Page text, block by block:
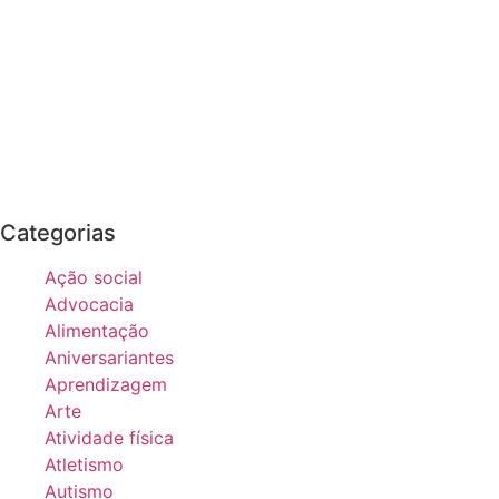
Categorias
Ação social
Advocacia
Alimentação
Aniversariantes
Aprendizagem
Arte
Atividade física
Atletismo
Autismo